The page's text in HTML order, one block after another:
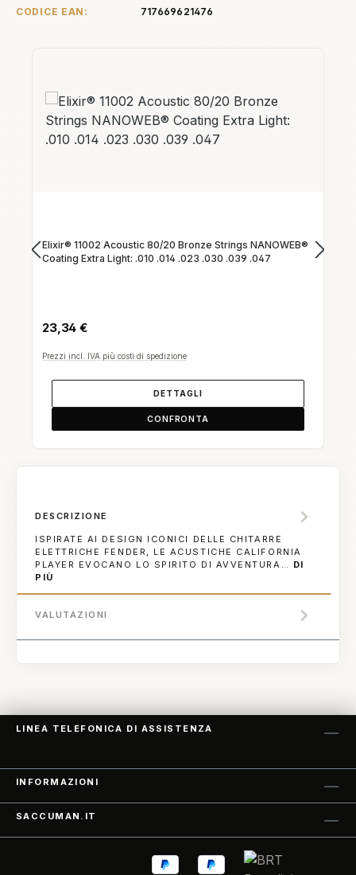
CODICE EAN:
717669621476
Elixir® 11002 Acoustic 80/20 Bronze Strings NANOWEB®
Coating Extra Light: .010 .014 .023 .030 .039 .047
23,34 €
Prezzi incl. IVA più costi di spedizione
DETTAGLI
CONFRONTA
DESCRIZIONE
ISPIRATE AI DESIGN ICONICI DELLE CHITARRE
ELETTRICHE FENDER, LE ACUSTICHE CALIFORNIA
PLAYER EVOCANO LO SPIRITO DI AVVENTURA… DI
PIÙ
VALUTAZIONI
LINEA TELEFONICA DI ASSISTENZA
INFORMAZIONI
SACCUMAN.IT